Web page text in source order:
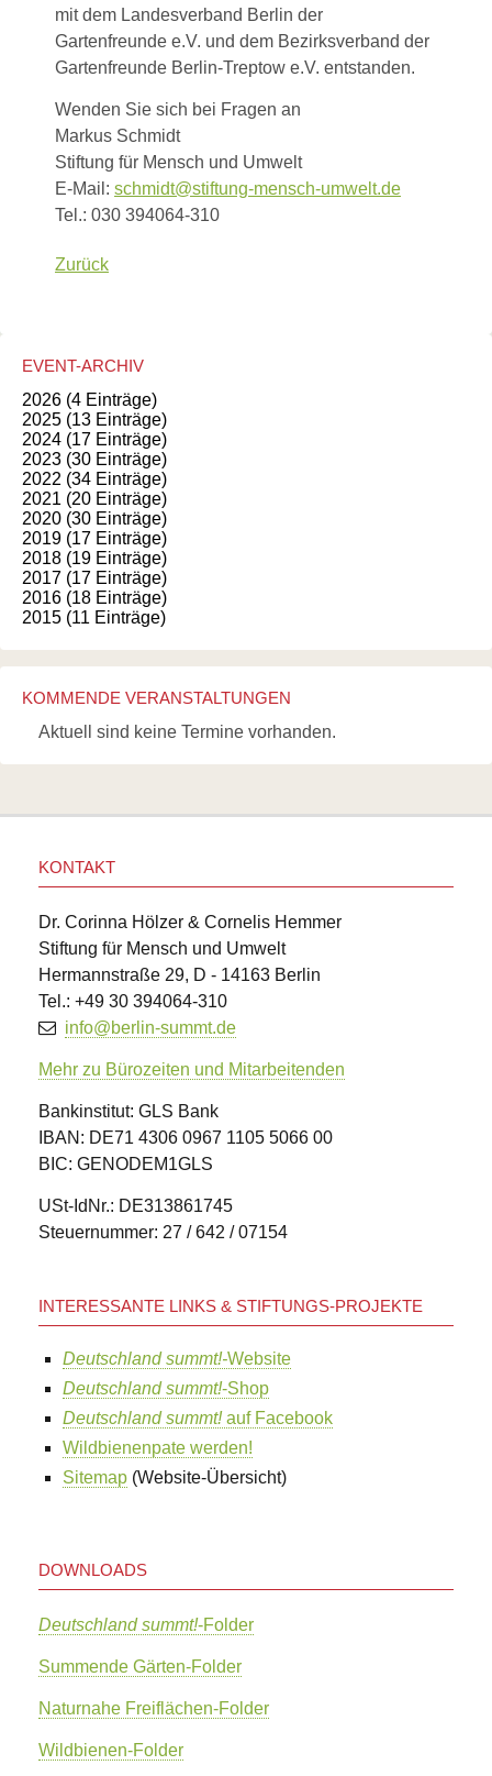
mit dem Landesverband Berlin der
Gartenfreunde e.V. und dem Bezirksverband der
Gartenfreunde Berlin-Treptow e.V. entstanden.
Wenden Sie sich bei Fragen an
Markus Schmidt
Stiftung für Mensch und Umwelt
E-Mail: schmidt@stiftung-mensch-umwelt.de
Tel.: 030 394064-310
Zurück
EVENT-ARCHIV
2026 (4 Einträge)
2025 (13 Einträge)
2024 (17 Einträge)
2023 (30 Einträge)
2022 (34 Einträge)
2021 (20 Einträge)
2020 (30 Einträge)
2019 (17 Einträge)
2018 (19 Einträge)
2017 (17 Einträge)
2016 (18 Einträge)
2015 (11 Einträge)
KOMMENDE VERANSTALTUNGEN
Aktuell sind keine Termine vorhanden.
KONTAKT
Dr. Corinna Hölzer & Cornelis Hemmer
Stiftung für Mensch und Umwelt
Hermannstraße 29, D - 14163 Berlin
Tel.: +49 30 394064-310
info@berlin-summt.de
Mehr zu Bürozeiten und Mitarbeitenden
Bankinstitut: GLS Bank
IBAN: DE71 4306 0967 1105 5066 00
BIC: GENODEM1GLS
USt-IdNr.: DE313861745
Steuernummer: 27 / 642 / 07154
INTERESSANTE LINKS & STIFTUNGS-PROJEKTE
Deutschland summt!-Website
Deutschland summt!-Shop
Deutschland summt!auf Facebook
Wildbienenpate werden!
Sitemap (Website-Übersicht)
DOWNLOADS
Deutschland summt!-Folder
Summende Gärten-Folder
Naturnahe Freiflächen-Folder
Wildbienen-Folder